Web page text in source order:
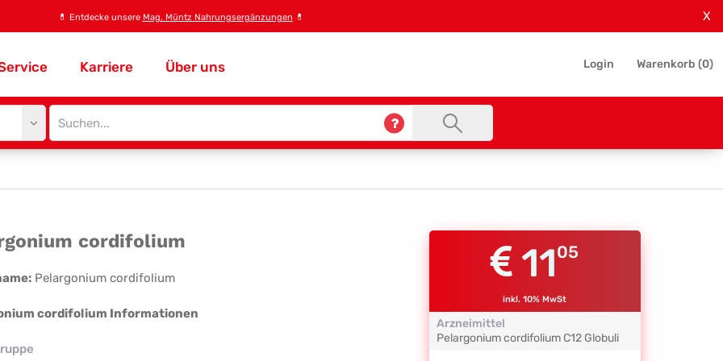
💊 Entdecke unsere Mag. Müntz Nahrungsergänzungen 💊 X
Karriere Über uns Login Warenkorb (0)
Site
search
cordifolium
Pelargonium cordifolium
cordifolium Informationen
1105
inkl. 10% MwSt
Arzneimittel
Pelargonium cordifolium C12 Globuli